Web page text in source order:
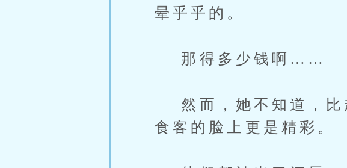
晕乎乎的。
那得多少钱啊……
然而，她不知道，比
食客的脸上更是精彩。